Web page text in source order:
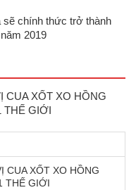
sẽ chính thức trở thành
2019
CUA XỐT XO HỒNG
THẾ GIỚI
CUA XỐT XO HỒNG
THẾ GIỚI